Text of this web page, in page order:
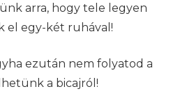
arra, hogy tele legyen
el egy-két ruhával!
ezután nem folyatod a
a bicajról!